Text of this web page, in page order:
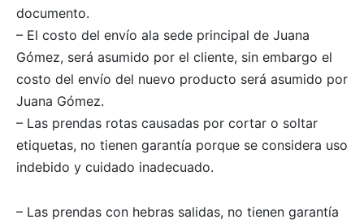
documento.
– El costo del envío ala sede principal de Juana
Gómez, será asumido por el cliente, sin embargo el
costo del envío del nuevo producto será asumido por
Juana Gómez.
– Las prendas rotas causadas por cortar o soltar
etiquetas, no tienen garantía porque se considera uso
indebido y cuidado inadecuado.
– Las prendas con hebras salidas, no tienen garantía